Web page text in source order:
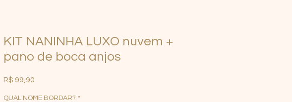
KIT NANINHA LUXO nuvem +
pano de boca anjos
R$ 99,90
QUAL NOME BORDAR? *